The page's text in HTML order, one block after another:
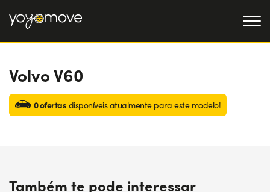
OFERTAS DE RENTING
Particulares
Empresas
OFERTAS DE RENTING
DE CARROS USADOS
Trabalha connosco
Volvo V60
0 ofertas disponíveis atualmente para este modelo!
Também te pode interessar